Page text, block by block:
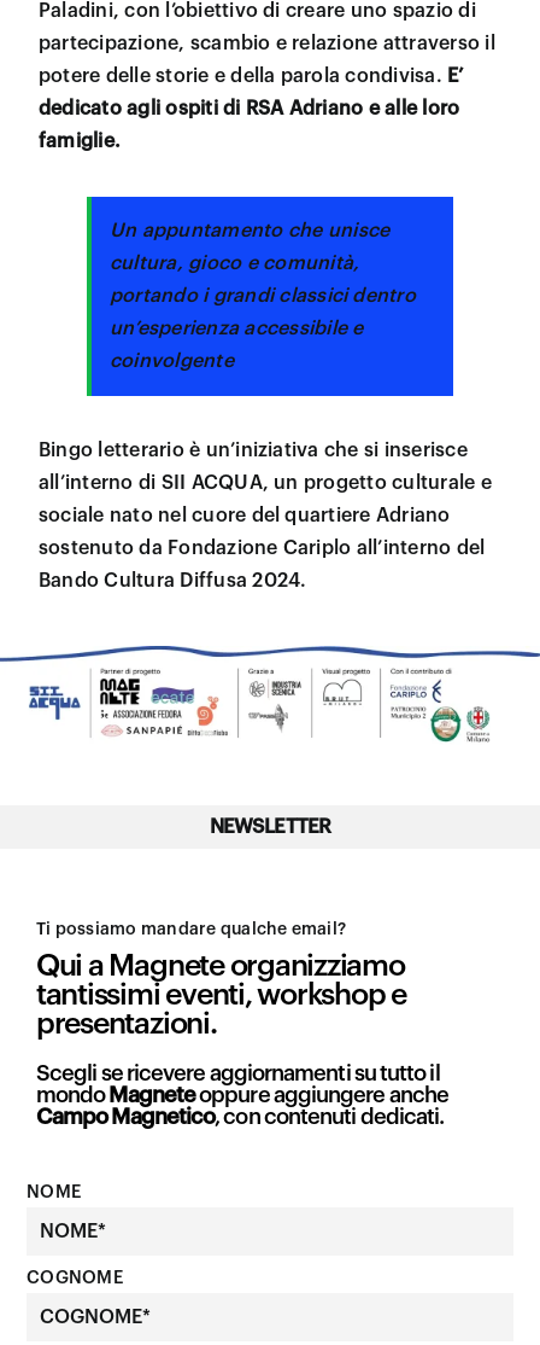
Paladini, con l’obiettivo di creare uno spazio di
partecipazione, scambio e relazione attraverso il
potere delle storie e della parola condivisa. E’
dedicato agli ospiti di RSA Adriano e alle loro
famiglie.
Un appuntamento che unisce
cultura, gioco e comunità,
portando i grandi classici dentro
un’esperienza accessibile e
coinvolgente
Bingo letterario è un’iniziativa che si inserisce
all’interno di SII ACQUA, un progetto culturale e
sociale nato nel cuore del quartiere Adriano
sostenuto da Fondazione Cariplo all’interno del
Bando Cultura Diffusa 2024.
NEWSLETTER
Ti possiamo mandare qualche email?
Qui a Magnete organizziamo
tantissimi eventi, workshop e
presentazioni.
Scegli se ricevere aggiornamenti su tutto il
mondo Magneteoppure aggiungere anche
Campo Magnetico, con contenuti dedicati.
NOME
COGNOME